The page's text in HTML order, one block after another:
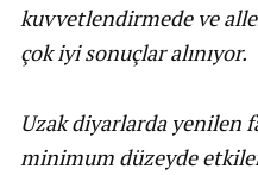
kuvvetlendirmede ve
çok iyi sonuçlar alınıyor.
Uzak diyarlarda yenilen
minimum düzeyde